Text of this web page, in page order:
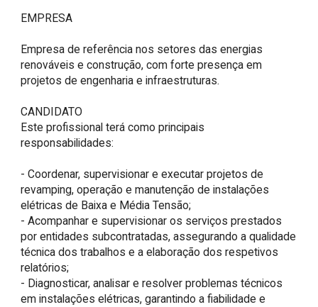
EMPRESA
Empresa de referência nos setores das energias
renováveis e construção, com forte presença em
projetos de engenharia e infraestruturas.
CANDIDATO
Este profissional terá como principais
responsabilidades:
- Coordenar, supervisionar e executar projetos de
revamping, operação e manutenção de instalações
elétricas de Baixa e Média Tensão;
- Acompanhar e supervisionar os serviços prestados
por entidades subcontratadas, assegurando a qualidade
técnica dos trabalhos e a elaboração dos respetivos
relatórios;
- Diagnosticar, analisar e resolver problemas técnicos
em instalações elétricas, garantindo a fiabilidade e